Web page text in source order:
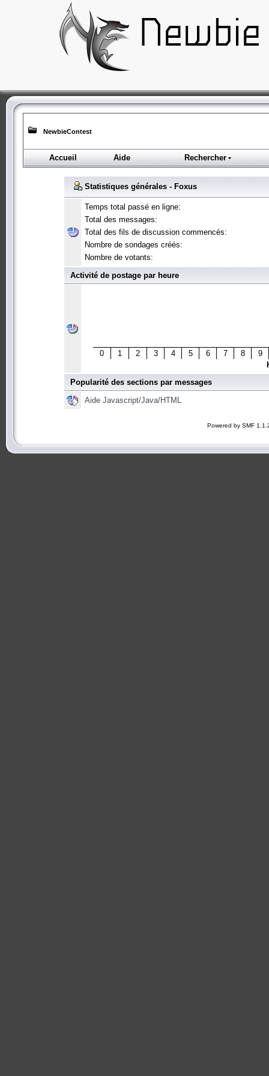
NewbieContest
Accueil Aide Rechercher
Statistiques générales - Foxus
Temps total passé en ligne:
Total des messages:
Total des fils de discussion commencés:
Nombre de sondages créés:
Nombre de votants:
Activité de postage par heure
0 1 2 3 4 5 6 7 8
9
Popularité des sections par messages
Aide Javascript/Java/HTML
Powered by SMF